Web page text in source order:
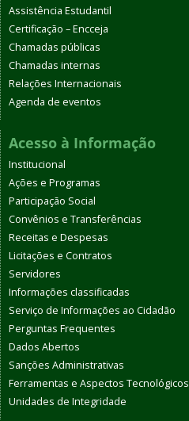
Assistência Estudantil
Certificação – Encceja
Chamadas públicas
Chamadas internas
Relações Internacionais
Agenda de eventos
Acesso à Informação
Institucional
Ações e Programas
Participação Social
Convênios e Transferências
Receitas e Despesas
Licitações e Contratos
Servidores
Informações classificadas
Serviço de Informações ao Cidadão
Perguntas Frequentes
Dados Abertos
Sanções Administrativas
Ferramentas e Aspectos Tecnológicos
Unidades de Integridade